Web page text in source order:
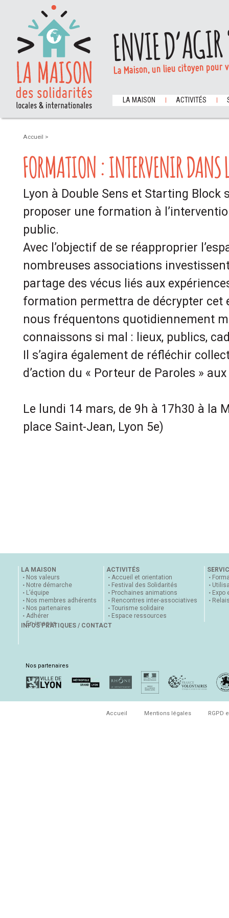
ENVIE
La Maison, un lieu citoyen
LA MAISON ACTIVITÉS
Accueil >
FORMATION : INTERVENIR DANS
Lyon à Double Sens et Starting Block
proposer une formation à
public.
Avec l’objectif de se réapproprier
nombreuses associations
partage des vécus liés aux
formation permettra de décrypter cet
nous fréquentons quotidiennement
connaissons si mal : lieux, publics,
Il s’agira également de réfléchir
d’action du « Porteur de Paroles »
Le lundi 14 mars, de 9h à 17h30 à la
place Saint-Jean, Lyon 5e)
LA MAISON
Nos valeurs
Notre démarche
L’équipe
Nos membres adhérents
Nos partenaires
Adhérer
En images
ACTIVITÉS
Accueil et orientation
Festival des Solidarités
Prochaines animations
Rencontres inter-associatives
Tourisme solidaire
Espace ressources
Expo
INFOS PRATIQUES / CONTACT
Nos partenaires
Accueil Mentions légales RGPD